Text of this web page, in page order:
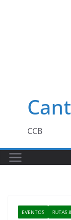
CCB
EVENTOS RUTAS